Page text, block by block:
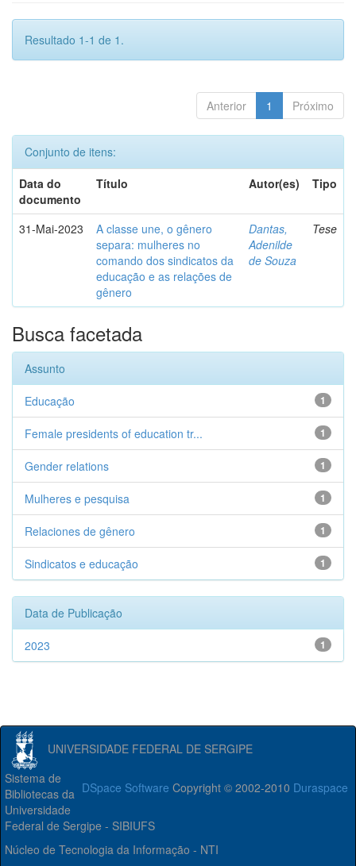
Resultado 1-1 de 1.
Anterior 1 Próximo
Conjunto de itens:
Data do
documento
Título Autor(es) Tipo
31-Mai-2023
A classe une, o gênero
separa: mulheres no
comando dos sindicatos da
educação e as relações de
gênero
Dantas,
Adenilde
de Souza
Tese
Busca facetada
Assunto
1
Educação
1
Female presidents of education tr...
1
Gender relations
1
Mulheres e pesquisa
1
Relaciones de gênero
1
Sindicatos e educação
Data de Publicação
1
2023
UNIVERSIDADE FEDERAL DE SERGIPE
DSpace Software Copyright © 2002-2010 Duraspace
Sistema de
Bibliotecas da
Universidade
Federal de Sergipe - SIBIUFS
Núcleo de Tecnologia da Informação - NTI